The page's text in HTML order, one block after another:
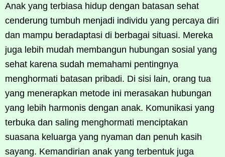
Anak yang terbiasa hidup dengan batasan sehat
cenderung tumbuh menjadi individu yang percaya diri
dan mampu beradaptasi di berbagai situasi. Mereka
juga lebih mudah membangun hubungan sosial yang
sehat karena sudah memahami pentingnya
menghormati batasan pribadi. Di sisi lain, orang tua
yang menerapkan metode ini merasakan hubungan
yang lebih harmonis dengan anak. Komunikasi yang
terbuka dan saling menghormati menciptakan
suasana keluarga yang nyaman dan penuh kasih
sayang. Kemandirian anak yang terbentuk juga